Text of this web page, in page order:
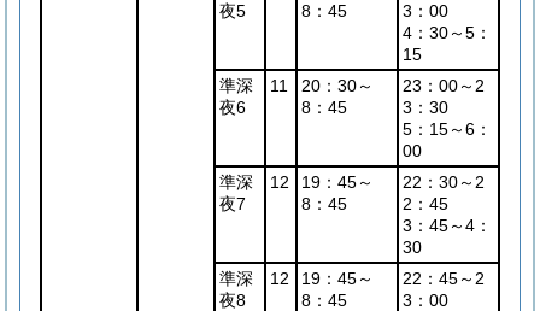
夜5
8：45
3：00
4：30～5：
15
準深
夜6
11
20：30～
8：45
23：00～2
3：30
5：15～6：
00
準深
夜7
12
19：45～
8：45
22：30～2
2：45
3：45～4：
30
準深
夜8
12
19：45～
8：45
22：45～2
3：00